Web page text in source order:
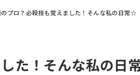
プロ？必殺技も覚えました！そんな私の日常☆
た！そんな私の日